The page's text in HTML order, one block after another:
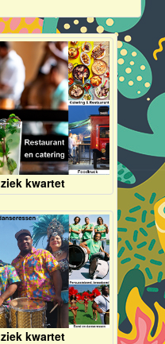
kwartet
kwartet